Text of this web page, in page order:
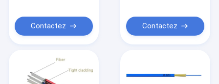
Produits
Contactez Contactez